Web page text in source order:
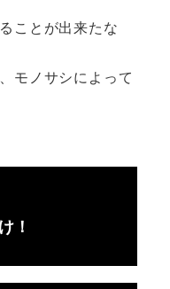
ことが出来たな
モノサシによって
！